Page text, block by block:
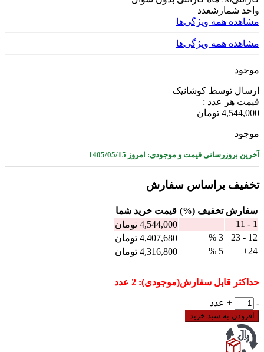
واحد شمارشعدد
مشاهده همه ویژگی‌ها
مشاهده همه ویژگی‌ها
موجود
ارسال توسط کوشانیک
قیمت هر عدد :
4,544,000 تومان
موجود
آخرین بروزرسانی قیمت و موجودی: امروز 1405/05/15
تخفیف براساس سفارش
سفارش تخفیف (%) قيمت خرید شما
1 - 11
—
4,544,000 تومان
12 - 23
3 %
4,407,680 تومان
24+
5 %
4,316,800 تومان
حداکثر قابل سفارش(موجودی): 2 عدد
ترموستات
صنعتی
15U1
شیوا
امواج
-
+ عدد
افزودن به سبد خرید